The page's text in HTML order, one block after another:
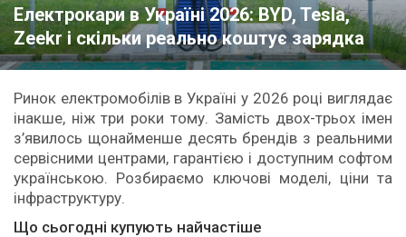
Електрокари в Україні 2026: BYD, Tesla,
Zeekr і скільки реально коштує зарядка
Ринок електромобілів в Україні у 2026 році виглядає
інакше, ніж три роки тому. Замість двох-трьох імен
з’явилось щонайменше десять брендів з реальними
сервісними центрами, гарантією і доступним софтом
українською. Розбираємо ключові моделі, ціни та
інфраструктуру.
Що сьогодні купують найчастіше